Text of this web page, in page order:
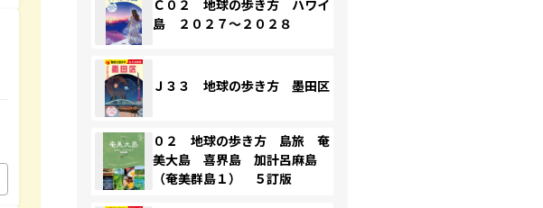
Ｃ０２ 地球の歩き方 ハワイ
島 ２０２７～２０２８
Ｊ３３ 地球の歩き方 墨田区
０２ 地球の歩き方 島旅 奄
美大島 喜界島 加計呂麻島
（奄美群島１） ５訂版